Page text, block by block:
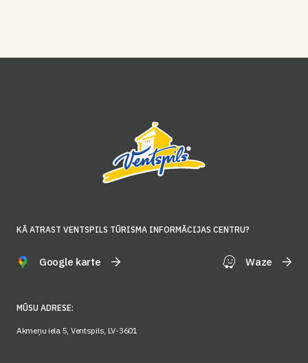
KĀ ATRAST VENTSPILS TŪRISMA INFORMĀCIJAS CENTRU?
Google karte Waze
MŪSU ADRESE:
Akmeņu iela 5, Ventspils, LV-3601